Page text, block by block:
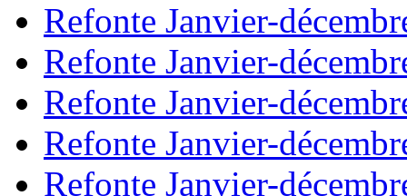
Refonte Janvier-
Refonte Janvier-
Refonte Janvier-
Refonte Janvier-
Refonte Janvier-